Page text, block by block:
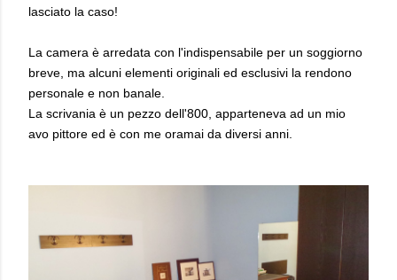
lasciato la caso!
La camera è arredata con l'indispensabile per un soggiorno
breve, ma alcuni elementi originali ed esclusivi la rendono
personale e non banale.
La scrivania è un pezzo dell'800, apparteneva ad un mio
avo pittore ed è con me oramai da diversi anni.